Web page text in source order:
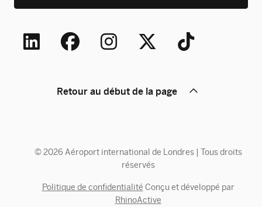
Retour au début de la page
© 2026 Aéroport international de Londres | Tous droits
réservés
Politique de confidentialité Conçu et développé par
RhinoActive